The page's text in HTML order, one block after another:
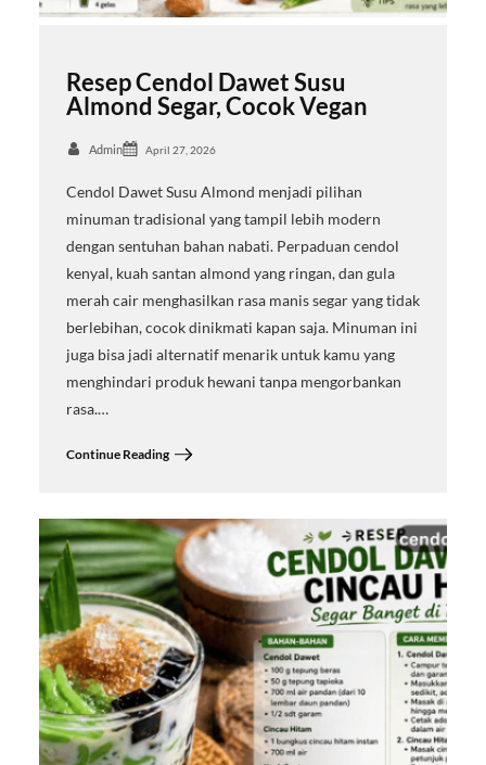
Resep Cendol Dawet Susu
Almond Segar, Cocok Vegan
Admin April 27, 2026
Cendol Dawet Susu Almond menjadi pilihan
minuman tradisional yang tampil lebih modern
dengan sentuhan bahan nabati. Perpaduan cendol
kenyal, kuah santan almond yang ringan, dan gula
merah cair menghasilkan rasa manis segar yang tidak
berlebihan, cocok dinikmati kapan saja. Minuman ini
juga bisa jadi alternatif menarik untuk kamu yang
menghindari produk hewani tanpa mengorbankan
rasa.…
Continue Reading